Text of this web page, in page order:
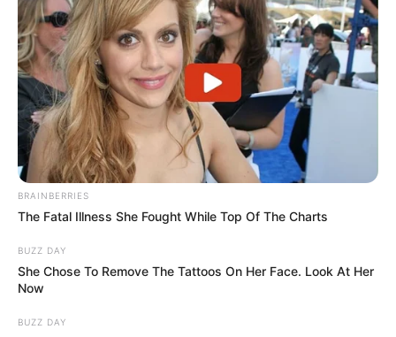
BRAINBERRIES
The Fatal Illness She Fought While Top Of The Charts
BUZZ DAY
She Chose To Remove The Tattoos On Her Face. Look At Her
Now
BUZZ DAY